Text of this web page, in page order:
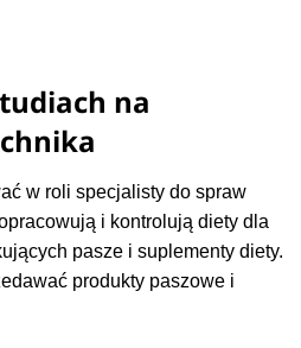
na
w roli specjalisty do spraw
i kontrolują diety dla
pasze i suplementy diety.
produkty paszowe i